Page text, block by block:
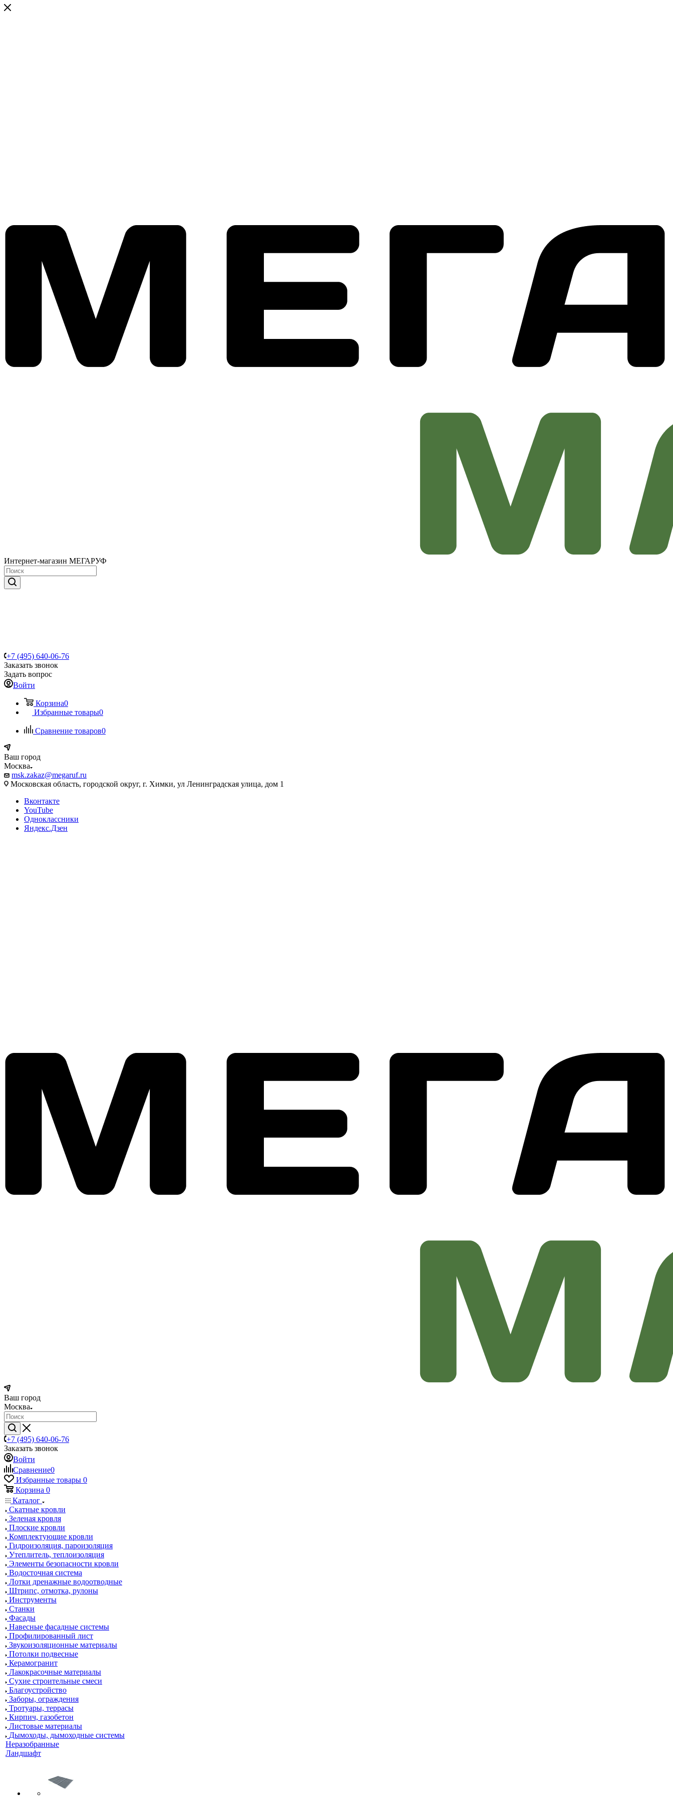
Интернет-магазин МЕГАРУФ
+7 (495) 640-06-76
Заказать звонок
Задать вопрос
Войти
Корзина0
Избранные товары0
Сравнение товаров0
Ваш город
Москва
msk.zakaz@megaruf.ru
Московская область, городской округ, г. Химки, ул Ленинградская улица, дом 1
Вконтакте
YouTube
Одноклассники
Яндекс.Дзен
Ваш город
Москва
+7 (495) 640-06-76
Заказать звонок
Войти
Сравнение0
Избранные товары 0
Корзина 0
Каталог
Скатные кровли
Зеленая кровля
Плоские кровли
Комплектующие кровли
Гидроизоляция, пароизоляция
Утеплитель, теплоизоляция
Элементы безопасности кровли
Водосточная система
Лотки дренажные водоотводные
Штрипс, отмотка, рулоны
Инструменты
Станки
Фасады
Навесные фасадные системы
Профилированный лист
Звукоизоляционные материалы
Потолки подвесные
Керамогранит
Лакокрасочные материалы
Сухие строительные смеси
Благоустройство
Заборы, ограждения
Тротуары, террасы
Кирпич, газобетон
Листовые материалы
Дымоходы, дымоходные системы
Неразобранные
Ландшафт